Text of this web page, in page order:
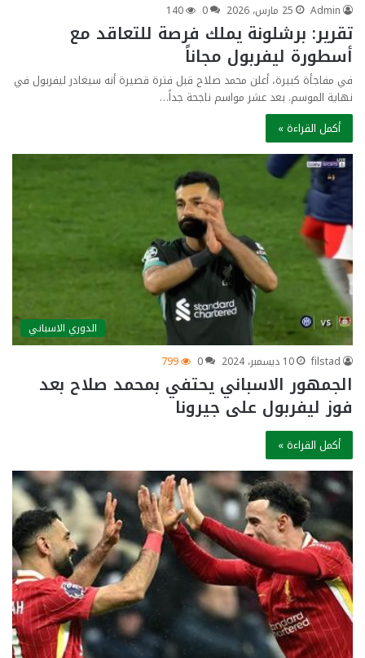
Admin
25 مارس، 2026 0
140
تقرير: برشلونة يملك فرصة للتعاقد مع
أسطورة ليفربول مجاناً
في مفاجأة كبيرة، أعلن محمد صلاح قبل فترة قصيرة أنه سيغادر ليفربول في
نهاية الموسم. بعد عشر مواسم ناجحة جداً…
أكمل القراءة »
الدوري الاسباني
filstad
10 ديسمبر، 2024 0
799
الجمهور الاسباني يحتفي بمحمد صلاح بعد
فوز ليفربول على جيرونا
أكمل القراءة »